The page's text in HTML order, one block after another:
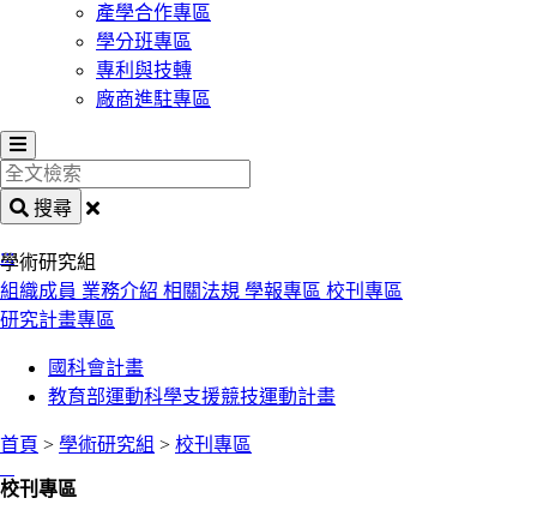
產學合作專區
學分班專區
專利與技轉
廠商進駐專區
全
文
索
搜尋
:::
學術研究組
組織成員 業務介紹 相關法規 學報專區 校刊專區
研究計畫專區
國科會計畫
教育部運動科學支援競技運動計畫
首頁 > 學術研究組 > 校刊專區
校刊專區